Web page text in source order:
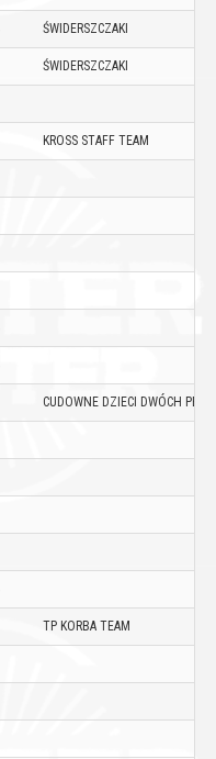
ŚWIDERSZCZAKI
ŚWIDERSZCZAKI
KROSS STAFF TEAM
CUDOWNE DZIECI DWÓCH
TP KORBA TEAM